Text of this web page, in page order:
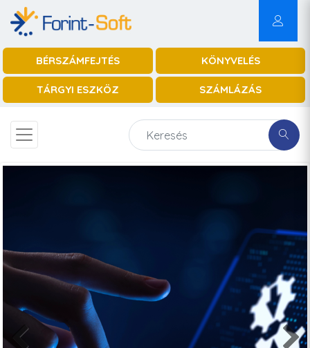
BÉRSZÁMFEJTÉS KÖNYVELÉS
TÁRGYI ESZKÖZ SZÁMLÁZÁS